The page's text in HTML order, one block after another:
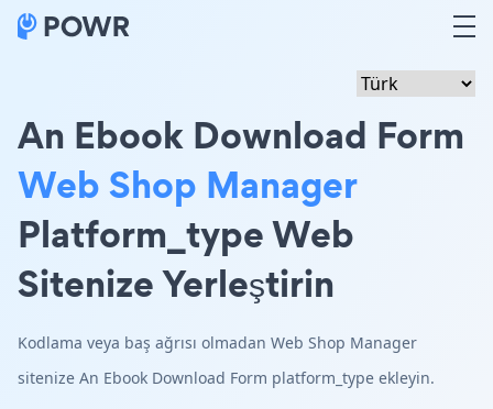
An Ebook Download Form
Web Shop Manager
Platform_type Web
Sitenize Yerleştirin
Kodlama veya baş ağrısı olmadan Web Shop Manager
sitenize An Ebook Download Form platform_type ekleyin.